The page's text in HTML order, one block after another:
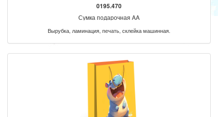
0195.470
Сумка подарочная AA
Вырубка, ламинация, печать, склейка машинная.